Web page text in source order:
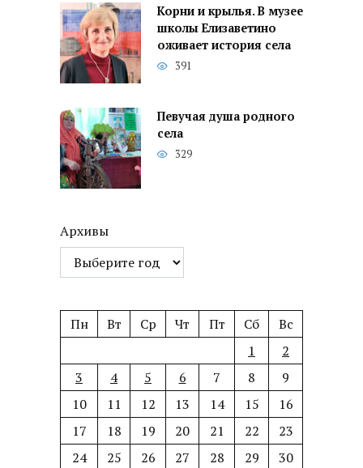
Корни и крылья. В музее
школы Елизаветино
оживает история села
391
Певучая душа родного
села
329
Архивы
Пн Вт Ср Чт Пт Сб
Вс
1
2
3
4 5 6 7 8
9
10
11 12 13 14 15
16
17
18 19 20 21 22
23
24
25 26 27 28 29
30